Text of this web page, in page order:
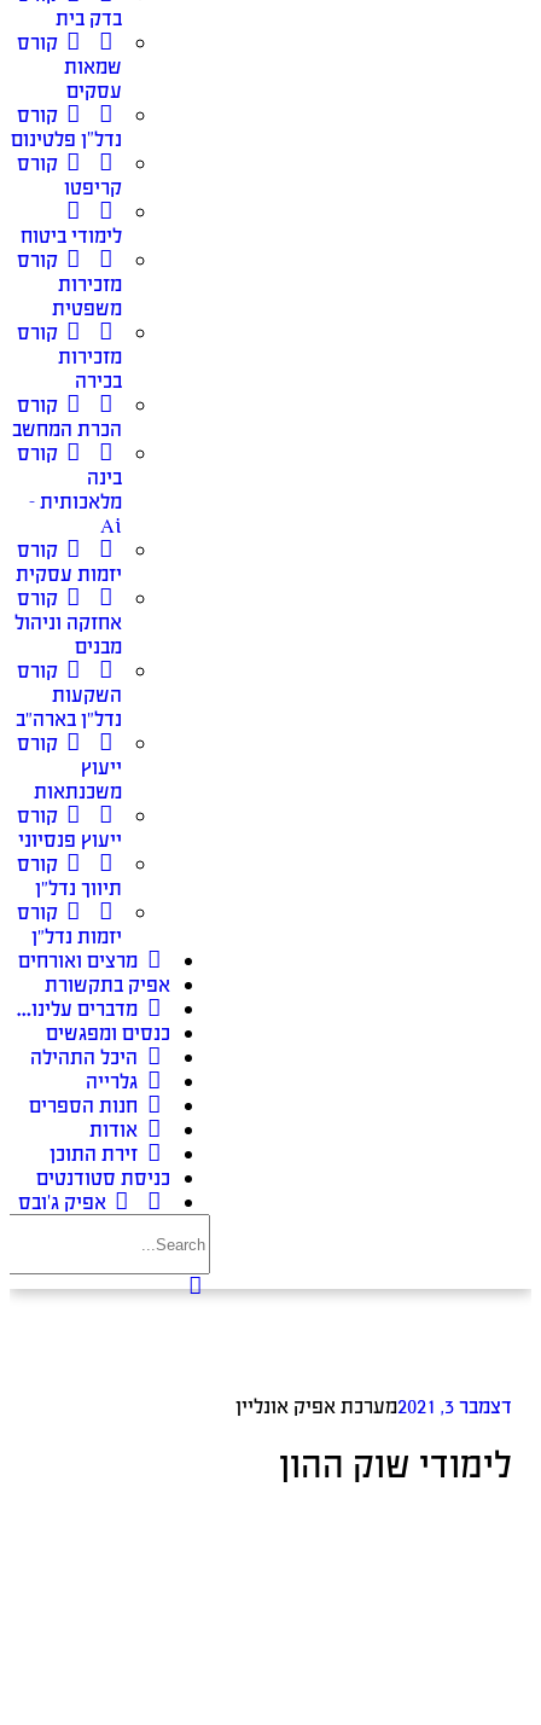
בדק בית
קורס
שמאות
עסקים
קורס
נדל”ן פלטינום
קורס
קריפטו
לימודי ביטוח
קורס
מזכירות
משפטית
קורס
מזכירות
בכירה
קורס
הכרת המחשב
קורס
בינה
מלאכותית –
Ai
קורס
יזמות עסקית
קורס
אחזקה וניהול
מבנים
קורס
השקעות
נדל״ן בארה״ב
קורס
ייעוץ
משכנתאות
קורס
ייעוץ פנסיוני
קורס
תיווך נדל״ן
קורס
יזמות נדל״ן
מרצים ואורחים
אפיק בתקשורת
מדברים עלינו…
כנסים ומפגשים
היכל התהילה
גלרייה
חנות הספרים
אודות
זירת התוכן
כניסת סטודנטים
אפיק ג’ובס
דצמבר 3, 2021 מערכת אפיק אונליין
לימודי שוק ההון